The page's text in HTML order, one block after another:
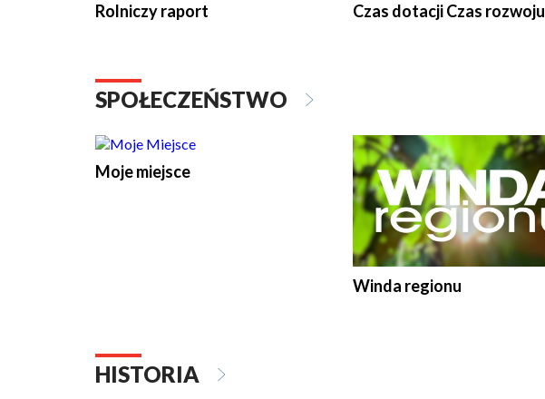
Rolniczy raport Czas dotacji Czas rozwoju
SPOŁECZEŃSTWO
Moje miejsce
Winda regionu
HISTORIA